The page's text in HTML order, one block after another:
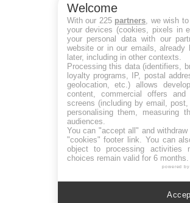
Welcome
With our 225 partners , we wish
your devices (cookies, pixels in
your personal data with our
website or in our emails,
later, including in other contexts.
Processing this data (identifiers,
loyalty programs, IP, postal
geolocation, etc.) allows
content, commercial offers
screens (including by email,
personalising them, measuring
audiences.
You can "accept all" and
"cookies" footer link . You can
object to processing activities
choices remain valid for 6 months.
powered by